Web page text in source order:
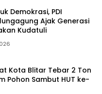
Demokrasi, PDI
Ajak Generasi
Kudatuli
Kota Blitar Tebar 2 Ton
Pohon Sambut HUT ke-